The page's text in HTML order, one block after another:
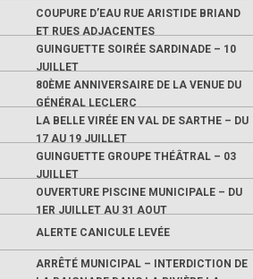
COUPURE D’EAU RUE ARISTIDE BRIAND
ET RUES ADJACENTES
GUINGUETTE SOIRÉE SARDINADE – 10
JUILLET
80ÈME ANNIVERSAIRE DE LA VENUE DU
GÉNÉRAL LECLERC
LA BELLE VIRÉE EN VAL DE SARTHE – DU
17 AU 19 JUILLET
GUINGUETTE GROUPE THÉÂTRAL – 03
JUILLET
OUVERTURE PISCINE MUNICIPALE – DU
1ER JUILLET AU 31 AOUT
ALERTE CANICULE LEVÉE
ARRÊTÉ MUNICIPAL – INTERDICTION DE